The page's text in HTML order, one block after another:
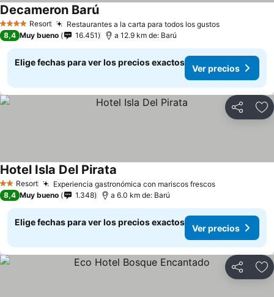
4 EstrellasResort Restaurantes a la carta para todos los gustosVer precios
Decameron BarúVer precios
8,4 Muy bueno 16.451 a 12.9 km de: Barú
Elige fechas para ver los precios exactos
Ver precios
Compartir
2 Estrellas
Resort Experiencia gastronómica con mariscos frescosVer precios
Hotel Isla Del Pirata
8,4 Muy bueno 1.348 a 6.0 km de: Barú
Elige fechas para ver los precios exactos
Ver precios
Compartir